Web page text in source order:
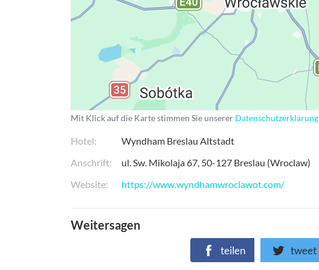
Mit Klick auf die Karte stimmen Sie unserer Datenschutzerklärung
Hotel
Wyndham Breslau Altstadt
Anschrift
ul. Sw. Mikolaja 67 50-127 Breslau (Wroclaw)
Website
https://www.wyndhamwroclawot.com/
Weitersagen
teilen tweet